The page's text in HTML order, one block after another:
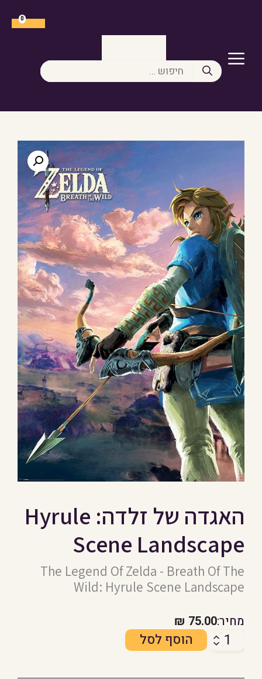
חיפוש:
0
תפריט
האגדה של זלדה: Hyrule
Scene Landscape
The Legend Of Zelda - Breath Of The
Wild: Hyrule Scene Landscape
מחיר:75.00
₪
כמות
הוסף לסל